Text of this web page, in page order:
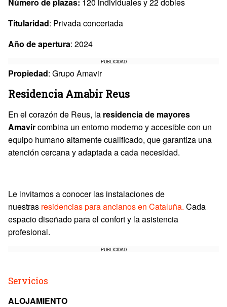
Titularidad: Privada concertada
Año de apertura: 2024
PUBLICIDAD
Propiedad: Grupo Amavir
Residencia Amabir Reus
En el corazón de Reus, la residencia de mayores
Amavircombina un entorno moderno y accesible con un
equipo humano altamente cualificado, que garantiza una
atención cercana y adaptada a cada necesidad.
Le invitamos a conocer las instalaciones de
nuestras residencias para ancianos en Cataluña. Cada
espacio diseñado para el confort y la asistencia
profesional.
PUBLICIDAD
Servicios
ALOJAMIENTO